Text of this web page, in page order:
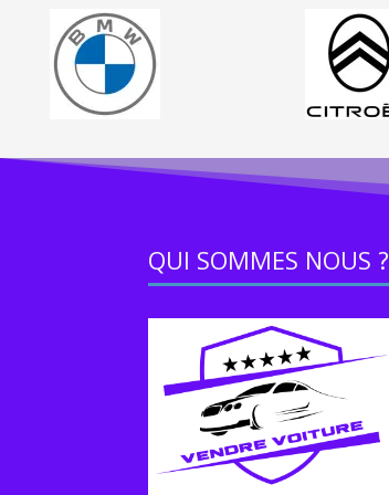
QUI SOMMES NOUS ?